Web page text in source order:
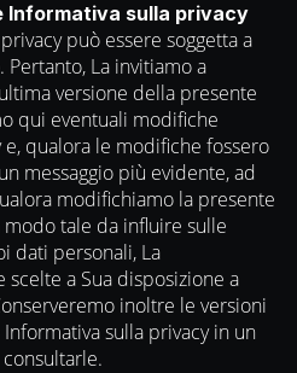
Informativa sulla privacy
può essere soggetta a
La invitiamo a
versione della presente
qui eventuali modifiche
e, qualora le modifiche fossero
messaggio più evidente, ad
modifichiamo la presente
tale da influire sulle
dati personali, La
a Sua disposizione a
inoltre le versioni
sulla privacy in un